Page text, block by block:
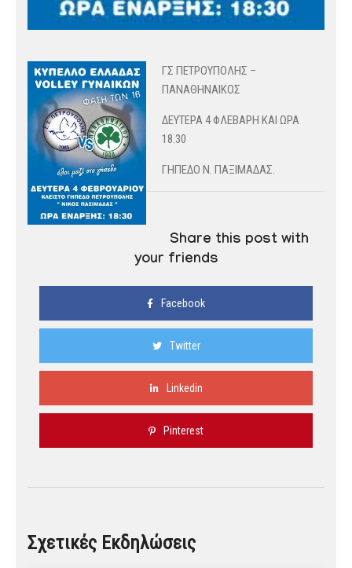
ΓΣ ΠΕΤΡΟΥΠΟΛΗΣ –
ΠΑΝΑΘΗΝΑΙΚΟΣ
ΔΕΥΤΕΡΑ 4 ΦΛΕΒΑΡΗ ΚΑΙ ΩΡΑ
18.30
ΓΗΠΕΔΟ Ν. ΠΑΞΙΜΑΔΑΣ.
Share this post with
your friends
Facebook
Twitter
Linkedin
Pinterest
Σχετικές Εκδηλώσεις